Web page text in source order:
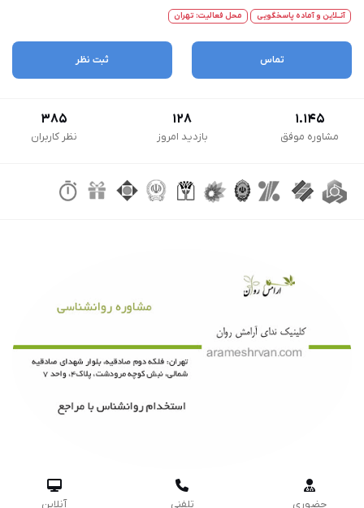
آنــلاین و آماده پاسخگویی محل فعالیت: تهران
تماس ثبت نظر
1.145
مشاوره موفق
128
بازدید امروز
385
نظر کاربران

حضوری

تلفنی

آنلاین